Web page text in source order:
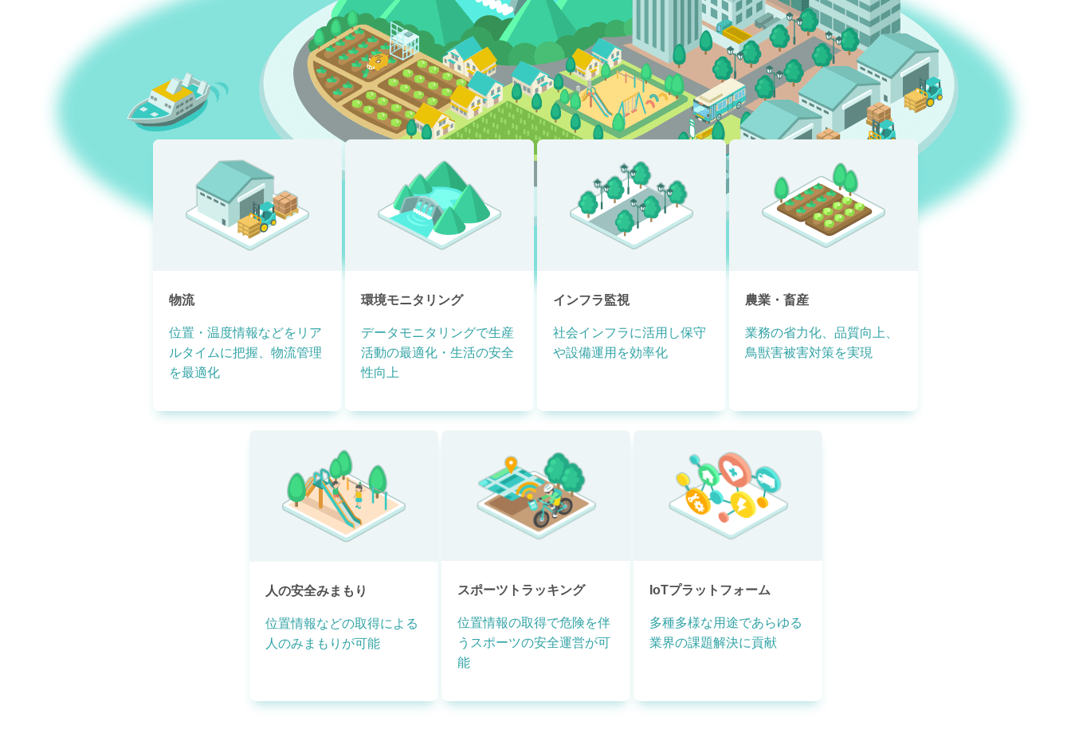
物流
位置・温度情報などをリア
ルタイムに把握、物流管理
を最適化
環境モニタリング
データモニタリングで生産
活動の最適化・生活の安全
性向上
インフラ監視
社会インフラに活用し保守
や設備運用を効率化
農業・畜産
業務の省力化、品質向上、
鳥獣害被害対策を実現
人の安全みまもり
位置情報などの取得による
人のみまもりが可能
スポーツトラッキング
位置情報の取得で危険を伴
うスポーツの安全運営が可
能
IoTプラットフォーム
多種多様な用途であらゆる
業界の課題解決に貢献